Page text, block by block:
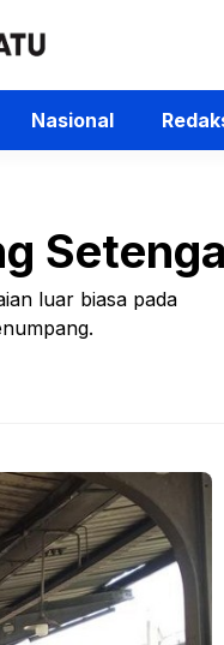
Nasional
luar biasa pada